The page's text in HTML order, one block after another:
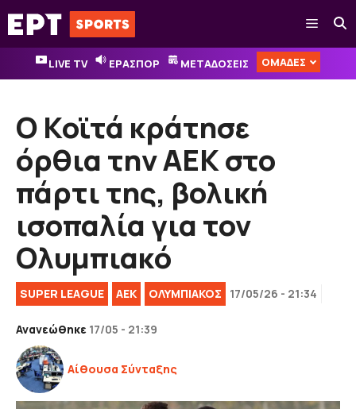
Μετάβαση
σε
περιεχόμενο
Μενού
LIVE TV ΕΡΑΣΠΟΡ ΜΕΤΑΔΟΣΕΙΣ ΟΜΑΔΕΣ
Ο Κοϊτά κράτησε
όρθια την ΑΕΚ στο
πάρτι της, βολική
ισοπαλία για τον
Ολυμπιακό
SUPER LEAGUE ΑΕΚ ΟΛΥΜΠΙΑΚΟΣ 17/05/26 - 21:34
Ανανεώθηκε 17/05 - 21:39
Αίθουσα Σύνταξης